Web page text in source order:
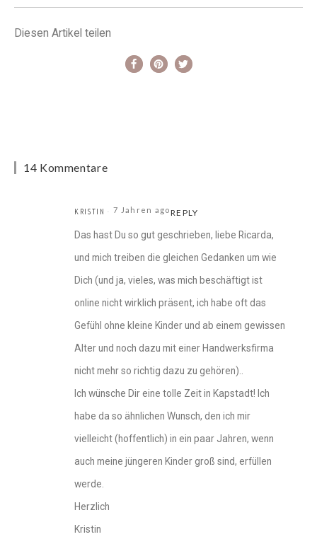
Diesen Artikel teilen
14 Kommentare
KRISTIN 7 Jahren agoREPLY
Das hast Du so gut geschrieben, liebe Ricarda,
und mich treiben die gleichen Gedanken um wie
Dich (und ja, vieles, was mich beschäftigt ist
online nicht wirklich präsent, ich habe oft das
Gefühl ohne kleine Kinder und ab einem gewissen
Alter und noch dazu mit einer Handwerksfirma
nicht mehr so richtig dazu zu gehören)..
Ich wünsche Dir eine tolle Zeit in Kapstadt! Ich
habe da so ähnlichen Wunsch, den ich mir
vielleicht (hoffentlich) in ein paar Jahren, wenn
auch meine jüngeren Kinder groß sind, erfüllen
werde.
Herzlich
Kristin